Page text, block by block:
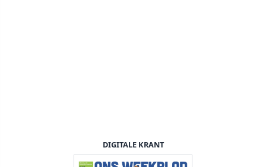
DIGITALE KRANT